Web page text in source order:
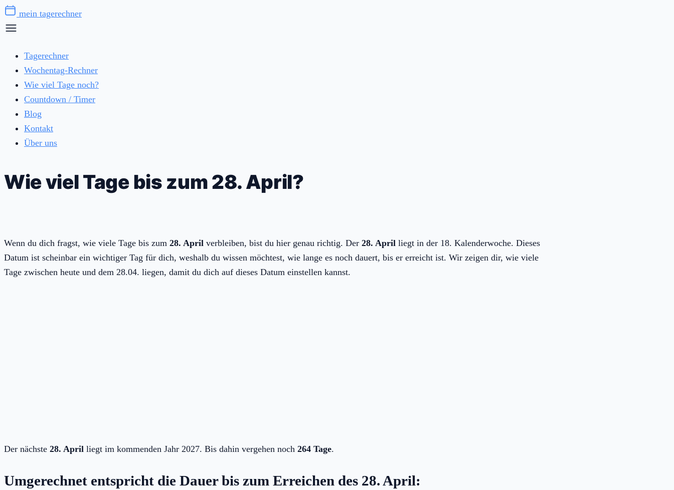
Zum
Inhalt
mein tagerechner
Tagerechner
Wochentag-Rechner
Wie viel Tage noch?
Countdown / Timer
Blog
Kontakt
Über uns
Wie viel Tage bis zum 28. April?
Wenn du dich fragst, wie viele Tage bis zum 28. April verbleiben, bist du hier genau richtig. Der 28. April liegt in der 18. Kalenderwoche. Dieses
Datum ist scheinbar ein wichtiger Tag für dich, weshalb du wissen möchtest, wie lange es noch dauert, bis er erreicht ist. Wir zeigen dir, wie viele
Tage zwischen heute und dem 28.04. liegen, damit du dich auf dieses Datum einstellen kannst.
Der nächste 28. April liegt im kommenden Jahr 2027. Bis dahin vergehen noch 264 Tage.
Umgerechnet entspricht die Dauer bis zum Erreichen des 28. April: